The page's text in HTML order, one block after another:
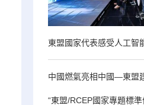
東盟國家代表感受人工智
中國燃氣亮相中國—東盟
“東盟/RCEP國家專題標